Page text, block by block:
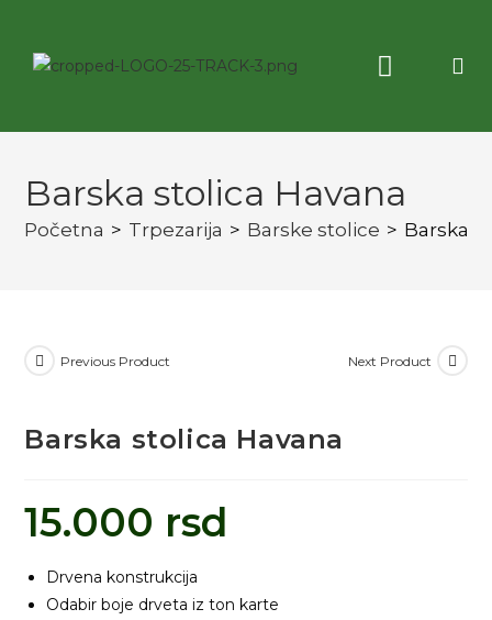
Barska stolica Havana
Početna > Trpezarija > Barske stolice > Barska
Previous Product Next Product
Barska stolica Havana
15.000 rsd
Drvena konstrukcija
Odabir boje drveta iz ton karte